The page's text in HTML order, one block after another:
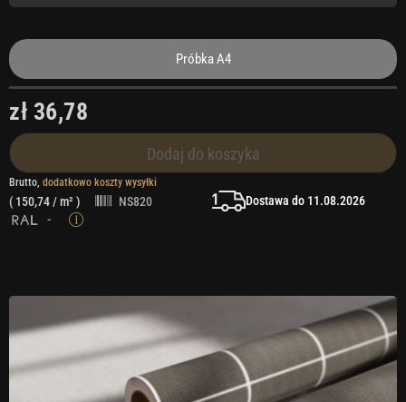
Próbka A4
zł 36,78
Dodaj do koszyka
Brutto, dodatkowo koszty wysyłki
( 150,74/ m² )
NS820
-
Dostawa do 11.08.2026